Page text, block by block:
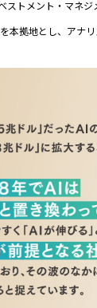
ストメント・マネ
本拠地とし、アナ